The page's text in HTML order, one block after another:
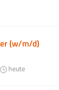
(w/m/d)
heute